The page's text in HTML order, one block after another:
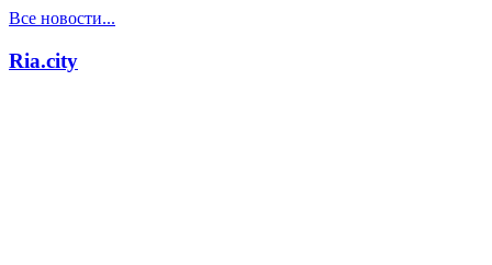
Все новости...
Ria.city